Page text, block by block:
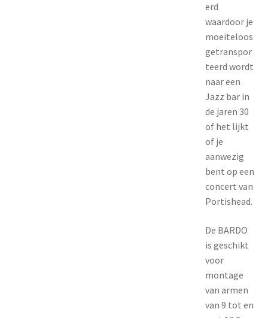
erd
waardoor je
moeiteloos
getranspor
teerd wordt
naar een
Jazz bar in
de jaren 30
of het lijkt
of je
aanwezig
bent op een
concert van
Portishead.
De BARDO
is geschikt
voor
montage
van armen
van 9 tot en